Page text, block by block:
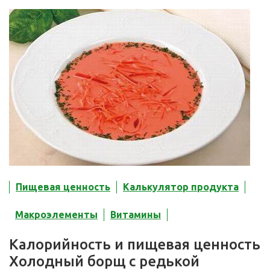
Пищевая ценность Калькулятор продукта
Макроэлементы Витамины
Калорийность и пищевая ценность
Холодный борщ с редькой